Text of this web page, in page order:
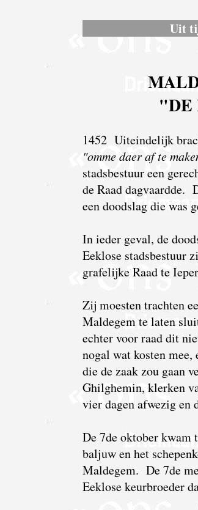
Uit
"DE
1452 Uiteindelijk
"omme daer af te
stadsbestuur een
de Raad dagvaardde.
een doodslag die was
In ieder geval, de
Eeklose stadsbestuur
grafelijke Raad te
Zij moesten trachten
Maldegem te laten
echter voor raad dit
nogal wat kosten
die de zaak zou gaan
Ghilghemin, klerken
vier dagen afwezig en
De 7de oktober kwam
baljuw en het
Maldegem. De 7de
Eeklose keurbroeder